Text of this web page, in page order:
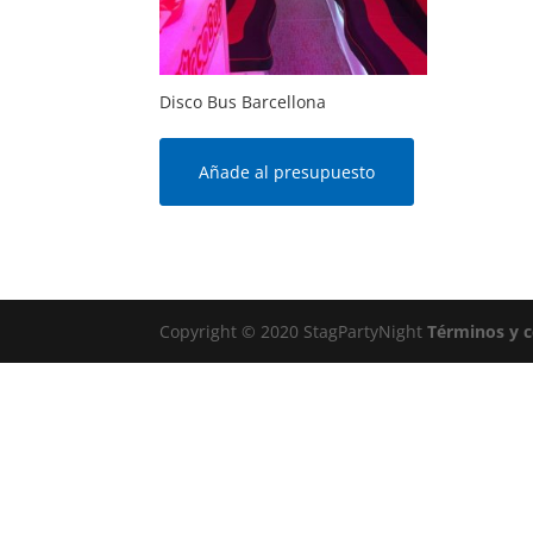
Disco Bus Barcellona
Añade al presupuesto
Copyright © 2020 StagPartyNightTérminos y